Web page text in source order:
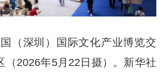
（深圳）国际文化产业博览交
（2026年5月22日摄）。新华社